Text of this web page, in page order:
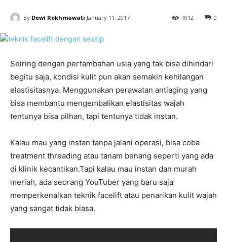
By Dewi Rokhmawati January 11, 2017 0
1012
Seiring dengan pertambahan usia yang tak bisa dihindari
begitu saja, kondisi kulit pun akan semakin kehilangan
elastisitasnya. Menggunakan perawatan antiaging yang
bisa membantu mengembalikan elastisitas wajah
tentunya bisa pilhan, tapi tentunya tidak instan.
Kalau mau yang instan tanpa jalani operasi, bisa coba
treatment threading atau tanam benang seperti yang ada
di klinik kecantikan.Tapi kalau mau instan dan murah
meriah, ada seorang YouTuber yang baru saja
memperkenalkan teknik facelift atau penarikan kulit wajah
yang sangat tidak biasa.